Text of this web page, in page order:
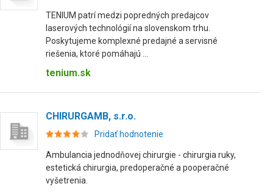
TENIUM patrí medzi popredných predajcov
laserových technológií na slovenskom trhu.
Poskytujeme komplexné predajné a servisné
riešenia, ktoré pomáhajú ...
tenium.sk
CHIRURGAMB, s.r.o.
Pridať hodnotenie
Ambulancia jednodňovej chirurgie - chirurgia ruky,
estetická chirurgia, predoperačné a pooperačné
vyšetrenia.